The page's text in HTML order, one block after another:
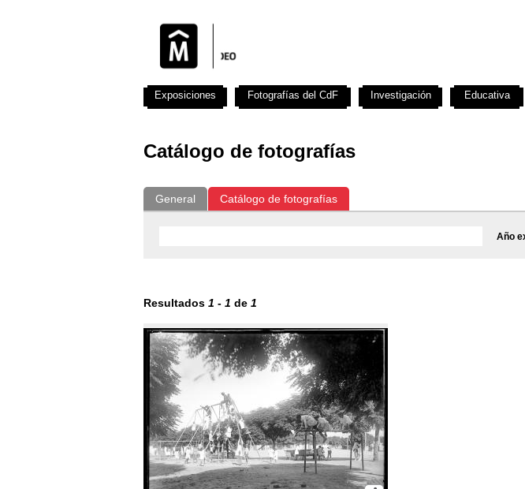
Catálogo de fotografías
General Catálogo de fotografías
Año
Resultados 1 - 1 de 1
Exposiciones Fotografías del CdF Investigación Educativa